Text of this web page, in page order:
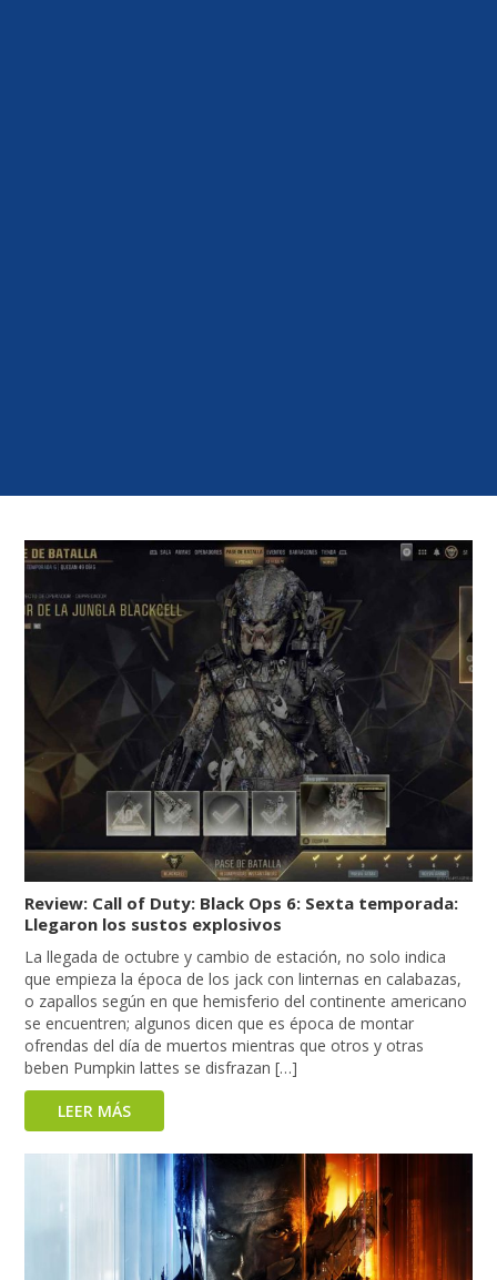
Review: Call of Duty: Black Ops 6: Sexta temporada:
Llegaron los sustos explosivos
La llegada de octubre y cambio de estación, no solo indica
que empieza la época de los jack con linternas en calabazas,
o zapallos según en que hemisferio del continente americano
se encuentren; algunos dicen que es época de montar
ofrendas del día de muertos mientras que otros y otras
beben Pumpkin lattes se disfrazan […]
LEER MÁS